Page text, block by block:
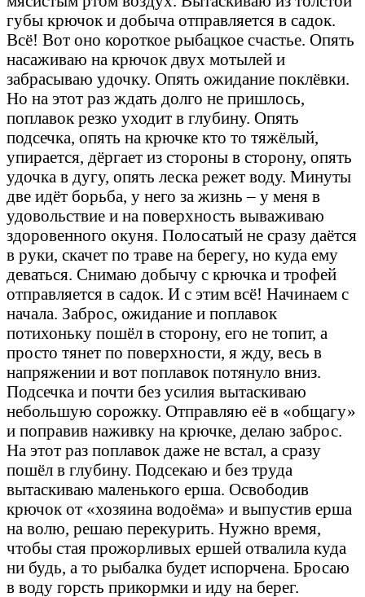
губы крючок и добыча отправляется в садок.
Всё! Вот оно короткое рыбацкое счастье. Опять
насаживаю на крючок двух мотылей и
забрасываю удочку. Опять ожидание поклёвки.
Но на этот раз ждать долго не пришлось,
поплавок резко уходит в глубину. Опять
подсечка, опять на крючке кто то тяжёлый,
упирается, дёргает из стороны в сторону, опять
удочка в дугу, опять леска режет воду. Минуты
две идёт борьба, у него за жизнь – у меня в
удовольствие и на поверхность вываживаю
здоровенного окуня. Полосатый не сразу даётся
в руки, скачет по траве на берегу, но куда ему
деваться. Снимаю добычу с крючка и трофей
отправляется в садок. И с этим всё! Начинаем с
начала. Заброс, ожидание и поплавок
потихоньку пошёл в сторону, его не топит, а
просто тянет по поверхности, я жду, весь в
напряжении и вот поплавок потянуло вниз.
Подсечка и почти без усилия вытаскиваю
небольшую сорожку. Отправляю её в «общагу»
и поправив наживку на крючке, делаю заброс.
На этот раз поплавок даже не встал, а сразу
пошёл в глубину. Подсекаю и без труда
вытаскиваю маленького ерша. Освободив
крючок от «хозяина водоёма» и выпустив ерша
на волю, решаю перекурить. Нужно время,
чтобы стая прожорливых ершей отвалила куда
ни будь, а то рыбалка будет испорчена. Бросаю
в воду горсть прикормки и иду на берег.